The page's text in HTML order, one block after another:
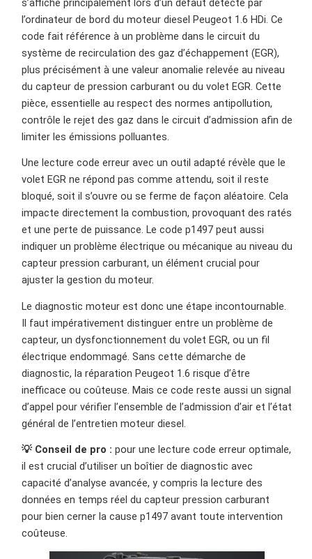
s’affiche principalement lors d’un défaut détecté par
l’ordinateur de bord du moteur diesel Peugeot 1.6 HDi. Ce
code fait référence à un problème dans le circuit du
système de recirculation des gaz d’échappement (EGR),
plus précisément à une valeur anomalie relevée au niveau
du capteur de pression carburant ou du volet EGR. Cette
pièce, essentielle au respect des normes antipollution,
contrôle le rejet des gaz dans le circuit d’admission afin de
limiter les émissions polluantes.
Une lecture code erreur avec un outil adapté révèle que le
volet EGR ne répond pas comme attendu, soit il reste
bloqué, soit il s’ouvre ou se ferme de façon aléatoire. Cela
impacte directement la combustion, provoquant des ratés
et une perte de puissance. Le code p1497 peut aussi
indiquer un problème électrique ou mécanique au niveau du
capteur pression carburant, un élément crucial pour
ajuster la gestion du moteur.
Le diagnostic moteur est donc une étape incontournable.
Il faut impérativement distinguer entre un problème de
capteur, un dysfonctionnement du volet EGR, ou un fil
électrique endommagé. Sans cette démarche de
diagnostic, la réparation Peugeot 1.6 risque d’être
inefficace ou coûteuse. Mais ce code reste aussi un signal
d’appel pour vérifier l’ensemble de l’admission d’air et l’état
général de l’entretien moteur diesel.
💡 Conseil de pro : pour une lecture code erreur optimale,
il est crucial d’utiliser un boîtier de diagnostic avec
capacité d’analyse avancée, y compris la lecture des
données en temps réel du capteur pression carburant
pour bien cerner la cause p1497 avant toute intervention
coûteuse.